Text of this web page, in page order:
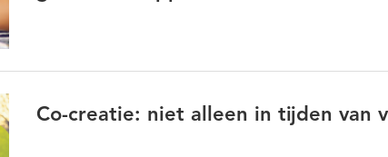
Co-creatie: niet alleen in tijden van